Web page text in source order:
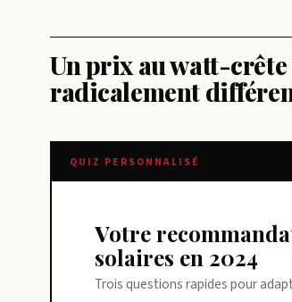
Un prix au watt-
radicalement
QUIZ PERSONNALISÉ
Votre recommandation sur prix des panneaux
solaires en 2024
Trois questions rapides pour